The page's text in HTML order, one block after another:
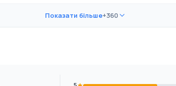
Показати більше+360